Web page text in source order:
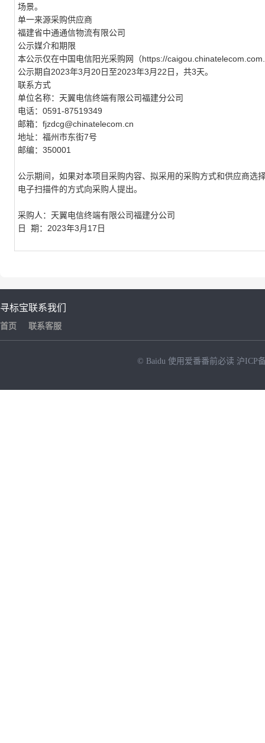
场景。
单一来源采购供应商
福建省中通通信物流有限公司
公示媒介和期限
本公示仅在中国电信阳光采购网（https://
公示期自2023年3月 20日至2023年3月 22 日，共3天。
联系方式
单位名称：天翼电信终端有限公司福建分公司
电话： 0591-87519349
邮箱： fjzdcg@chinatelecom.cn
地址：福州市东街7号
邮编： 350001
公示期间，如果对本项目采购内容、拟采用的采购方式和供应商
电子扫描件的方式向采购人提出。
采购人：天翼电信终端有限公司福建分公司
日
期： 2023年3月 17 日
寻标宝
首页
联系我们
联系客服
© Baidu 使用爱番番前必读 沪ICP